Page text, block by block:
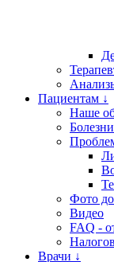
Пациентам ↓
Наше
Болезни
Фото
Видео
FAQ -
Врачи ↓